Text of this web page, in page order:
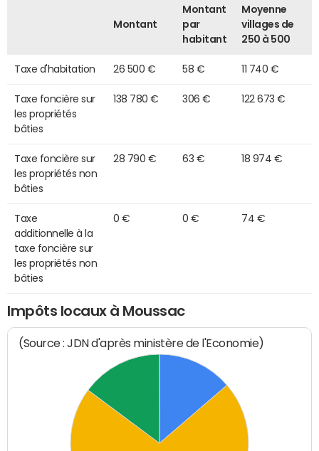
Montant
Montant
par
habitant
Moyenne
villages de
250 à 500
Taxe d'habitation 26 500 € 58 € 11 740 €
Taxe foncière sur
les propriétés
bâties
138 780 € 306 € 122 673 €
Taxe foncière sur
les propriétés non
bâties
28 790 € 63 € 18 974 €
Taxe
additionnelle à la
taxe foncière sur
les propriétés non
bâties
0 € 0 € 74 €
Impôts locaux à Moussac
(Source : JDN d'après ministère de l'Economie)